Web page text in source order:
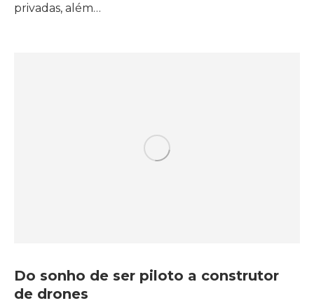
privadas, além…
Do sonho de ser piloto a construtor
de drones